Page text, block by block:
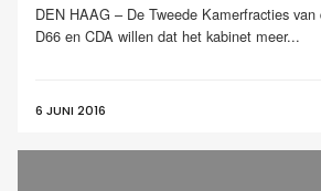
DEN HAAG – De Tweede Kamerfracties
D66 en CDA willen dat het kabinet meer...
6 JUNI 2016